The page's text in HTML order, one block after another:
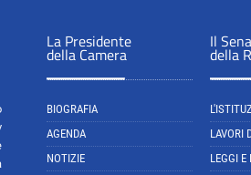
La Presidente
della Camera
BIOGRAFIA
AGENDA
NOTIZIE
Il
della
LAVORI
LEGGI E